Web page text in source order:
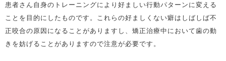
患者さん自身のトレーニングにより好ましい行動パターンに変える
ことを目的にしたものです。これらの好ましくない癖はしばしば不
正咬合の原因になることがありますし、矯正治療中において歯の動
きを妨げることがありますので注意が必要です。